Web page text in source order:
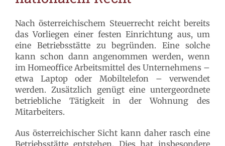
Nach österreichischem Steuerrecht reicht bereits
das Vorliegen einer festen Einrichtung aus, um
eine Betriebsstätte zu begründen. Eine solche
kann schon dann angenommen werden, wenn
im Homeoffice Arbeitsmittel des Unternehmens –
etwa Laptop oder Mobiltelefon – verwendet
werden. Zusätzlich genügt eine untergeordnete
betriebliche Tätigkeit in der Wohnung des
Mitarbeiters.
Aus österreichischer Sicht kann daher rasch eine